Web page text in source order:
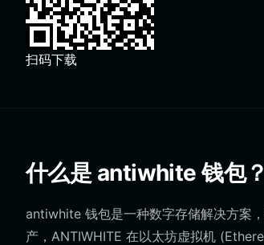
扫码下载
什么是 antiwhite 钱包？
antiwhite 钱包是一种数字存储解决方案
产，ANTIWHITE 在以太坊虚拟机